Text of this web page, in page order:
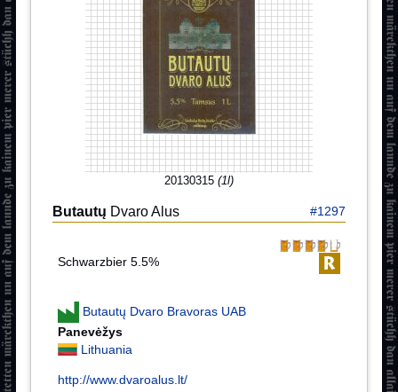
20130315 (1l)
Butautų Dvaro Alus #1297
Schwarzbier 5.5%
Butautų Dvaro Bravoras UAB
Panevėžys
Lithuania
http://www.dvaroalus.lt/